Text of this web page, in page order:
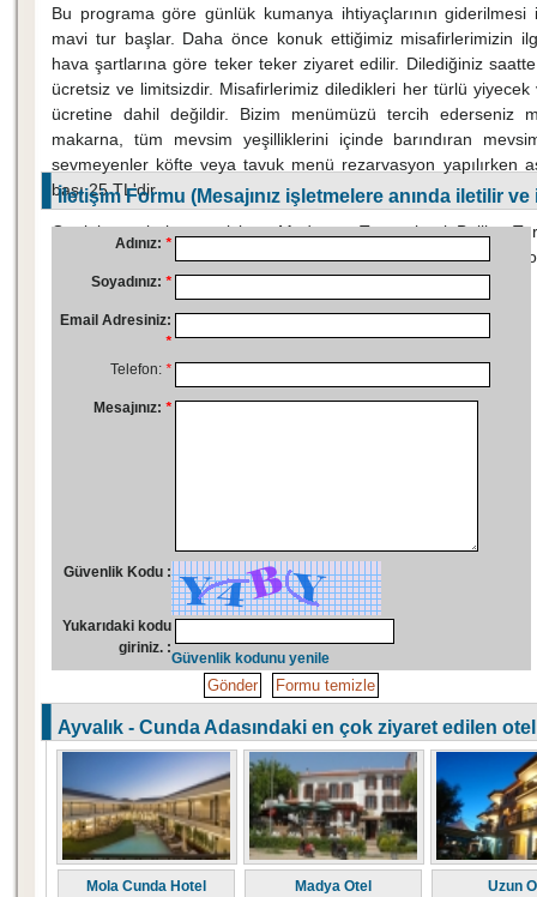
Bu programa göre günlük kumanya ihtiyaçlarının
mavi tur başlar. Daha önce konuk ettiğimiz misafirlerimizin
hava şartlarına göre teker teker ziyaret edilir.
Dilediğiniz
ücretsiz ve limitsizdir. Misafirlerimiz diledikleri her türlü yiyecek
ücretine dahil değildir. Bizim menümüzü tercih ederseniz
makarna, tüm mevsim yeşilliklerini içinde barındıran
sevmeyenler köfte veya tavuk menü rezarvasyon yapılırken
başı 25 TL'dir
Gunluk turlarin yanisira Medusa Tur olarak:Balik
organizasyonalarida sizin isteginiz dogrultusunda
Ayrintili bilgi ve fiyatlar icin bizimle iletisime geciniz.
İletişim Formu (Mesajınız işletmelere anında iletilir
Adınız: *
Soyadınız: *
Email Adresiniz:
*
Telefon: *
Mesajınız: *
Güvenlik Kodu :
Yukarıdaki kodu
giriniz. :
Güvenlik kodunu yenile
Ayvalık - Cunda Adasındaki en çok ziyaret edilen
Mola Cunda Hotel Madya Otel Uzun